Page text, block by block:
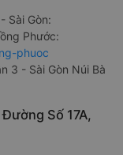
Sài Gòn:
Phước:
phuoc
3 - Sài Gòn Núi Bà
Số 17A,